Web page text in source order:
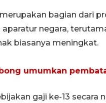
bagian dari
negara,
biasanya meningkat.
umumkan
gaji ke-13 secara